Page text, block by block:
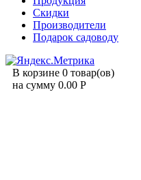
Скидки
Производители
Подарок садоводу
В корзине 0 товар(ов)
на сумму 0.00 Р